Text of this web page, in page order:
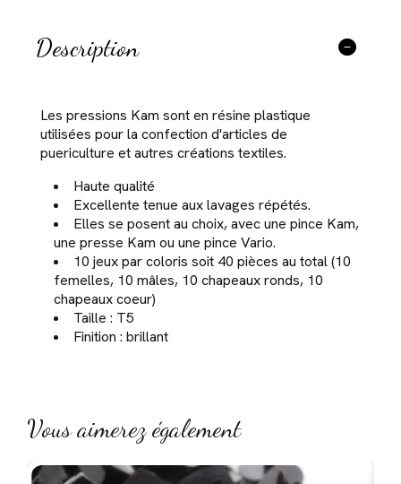
Description
Les pressions Kam sont en résine plastique
utilisées pour la confection d'articles de
puericulture et autres créations textiles.
Haute qualité
Excellente tenue aux lavages répétés.
Elles se posent au choix, avec une pince Kam,
une presse Kam ou une pince Vario.
10 jeux par coloris soit 40 pièces au total (10
femelles, 10 mâles, 10 chapeaux ronds, 10
chapeaux coeur)
Taille : T5
Finition : brillant
Vous aimerez également